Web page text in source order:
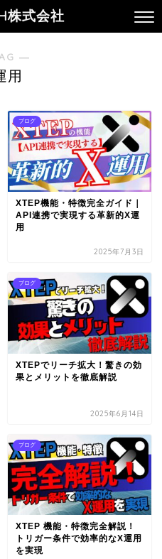
株式会社
―
用
ブログ
XTEP機能・特徴完全ガイド｜
API連携で実現する革新的X運
用
2025年7月3日
ブログ
XTEPでリーチ拡大！驚きの効
果とメリットを徹底解説
2025年6月14日
ブログ
XTEP 機能・特徴完全解説！
トリガー条件で効率的なX運用
を実現